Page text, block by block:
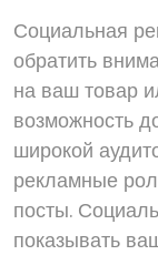
Социальная
обратить
на ваш товар
возможность
широкой
рекламные
посты.
показывать